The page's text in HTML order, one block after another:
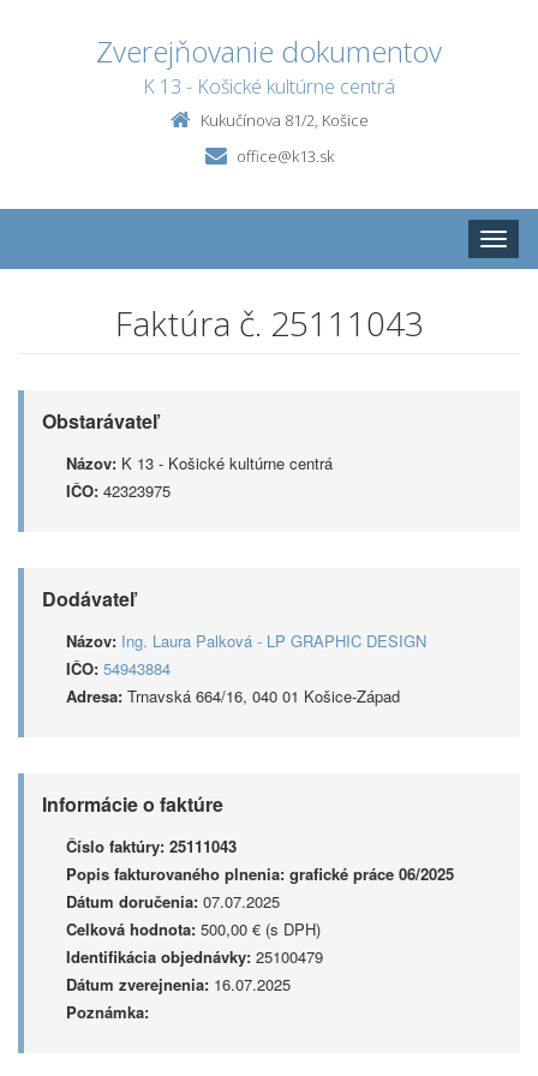
Zverejňovanie dokumentov
K 13 - Košické kultúrne centrá
Kukučínova 81/2, Košice
office@k13.sk
Toggle
Faktúra č. 25111043
Obstarávateľ
Názov: K 13 - Košické kultúrne centrá
IČO: 42323975
Dodávateľ
Názov: Ing. Laura Palková - LP GRAPHIC DESIGN
IČO: 54943884
Adresa: Trnavská 664/16, 040 01 Košice-Západ
Informácie o faktúre
Číslo faktúry: 25111043
Popis fakturovaného plnenia: grafické práce 06/2025
Dátum doručenia: 07.07.2025
Celková hodnota: 500,00 € (s DPH)
Identifikácia objednávky: 25100479
Dátum zverejnenia: 16.07.2025
Poznámka: